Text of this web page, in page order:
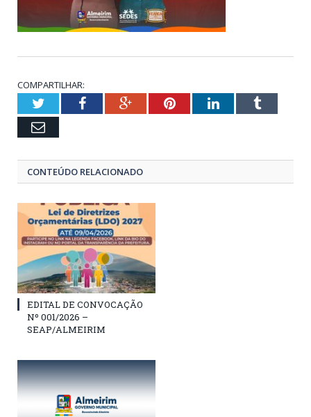
COMPARTILHAR:
TwitterFacebookGoogle+PinterestLinkedInTumblr
Email
CONTEÚDO RELACIONADO
EDITAL DE CONVOCAÇÃO
Nº 001/2026 –
SEAP/ALMEIRIM